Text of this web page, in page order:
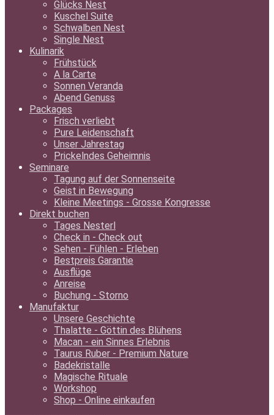
Glücks Nest
Kuschel Suite
Schwalben Nest
Single Nest
Kulinarik
Frühstück
A la Carte
Sonnen Veranda
Abend Genuss
Packages
Frisch verliebt
Pure Leidenschaft
Unser Jahrestag
Prickelndes Geheimnis
Seminare
Tagung auf der Sonnenseite
Geist in Bewegung
Kleine Meetings - Grosse Kongresse
Direkt buchen
Tages Nesterl
Check in - Check out
Sehen - Fühlen - Erleben
Bestpreis Garantie
Ausflüge
Anreise
Buchung - Storno
Manufaktur
Unsere Geschichte
Thalatte - Göttin des Blühens
Macan - ein Sinnes Erlebnis
Taurus Ruber - Premium Nature
Badekristalle
Magische Rituale
Workshop
Shop - Online einkaufen